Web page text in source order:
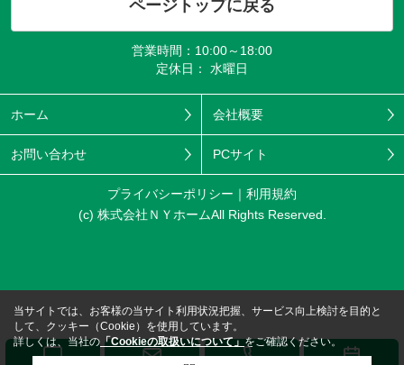
ページトップに戻る
営業時間：10:00～18:00
定休日： 水曜日
ホーム 会社概要
お問い合わせ PCサイト
プライバシーポリシー
利用規約
(c) 株式会社ＮＹホームAll Rights Reserved.
当サイトでは、お客様の当サイト利用状況把握、サービス向上検討を目的と
して、クッキー（Cookie）を使用しています。
詳しくは、当社の 「Cookieの取扱いについて」をご確認ください。